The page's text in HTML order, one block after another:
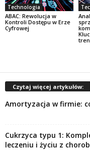
Technologia
ABAC: Rewolucja w
Kontroli Dostępu w Erze
Cyfrowej
Czytaj więcej artykułów:
Amortyzacja w firmie:
Cukrzyca typu 1:
leczeniu i życiu z